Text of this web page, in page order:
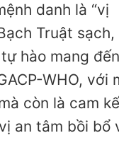
danh là “vị
Truật sạch,
hào mang đến
WHO, với
còn là cam
an tâm bồi bổ